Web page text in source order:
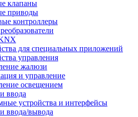
клапаны
приводы
контроллеры
для специальных приложений
управления
жалюзи
и управление
освещением
ввода
устройства и интерфейсы
ввода/вывода